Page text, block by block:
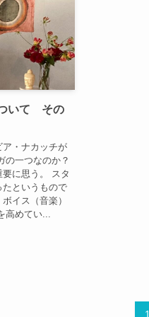
いて その
ア・ナカッチが
の一つなのか？
に思う。 スタ
たというもので
イス（音楽）
めてい...
1